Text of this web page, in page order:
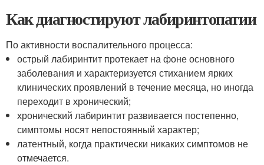
Как диагностируют лабиринтопатии
По активности воспалительного процесса:
острый лабиринтит протекает на фоне основного
заболевания и характеризуется стиханием ярких
клинических проявлений в течение месяца, но иногда
переходит в хронический;
хронический лабиринтит развивается постепенно,
симптомы носят непостоянный характер;
латентный, когда практически никаких симптомов не
отмечается.